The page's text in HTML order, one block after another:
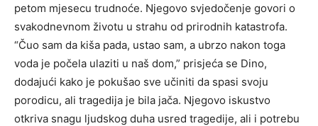
petom mjesecu trudnoće. Njegovo svjedočenje govori o
svakodnevnom životu u strahu od prirodnih katastrofa.
“Čuo sam da kiša pada, ustao sam, a ubrzo nakon toga
voda je počela ulaziti u naš dom,” prisjeća se Dino,
dodajući kako je pokušao sve učiniti da spasi svoju
porodicu, ali tragedija je bila jača. Njegovo iskustvo
otkriva snagu ljudskog duha usred tragedije, ali i potrebu